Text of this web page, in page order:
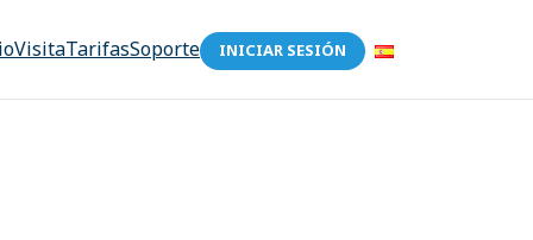
VisitaTarifasSoporte INICIAR SESIÓN